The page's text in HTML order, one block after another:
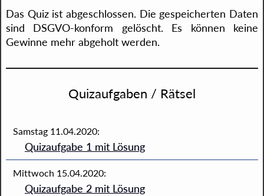
Das Quiz ist abgeschlossen. Die gespeicherten Daten
sind DSGVO-konform gelöscht. Es können keine
Gewinne mehr abgeholt werden.
Quizaufgaben / Rätsel
Samstag 11.04.2020:
Quizaufgabe 1 mit Lösung
Mittwoch 15.04.2020:
Quizaufgabe 2 mit Lösung